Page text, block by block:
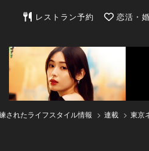
東京カレンダー | 最新のグル
レストラン予約 恋活・
されたライフスタイル情報 連載 東京